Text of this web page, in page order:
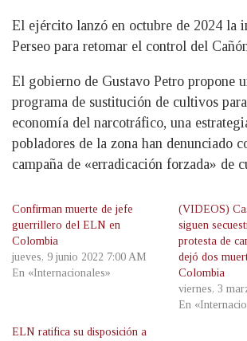
El ejército lanzó en octubre de 2024 la
Perseo para retomar el control del
El gobierno de Gustavo Petro propone
programa de sustitución de cultivos
economía del narcotráfico, una
pobladores de la zona han denunciado
campaña de «erradicación forzada» de
Confirman muerte de jefe
guerrillero del ELN en
Colombia
jueves, 9 junio 2022 7:00 AM
En «Internacionales»
(VIDEOS)
siguen
protesta de
dejó dos
Colombia
viernes, 3
En
ELN ratifica su disposición a